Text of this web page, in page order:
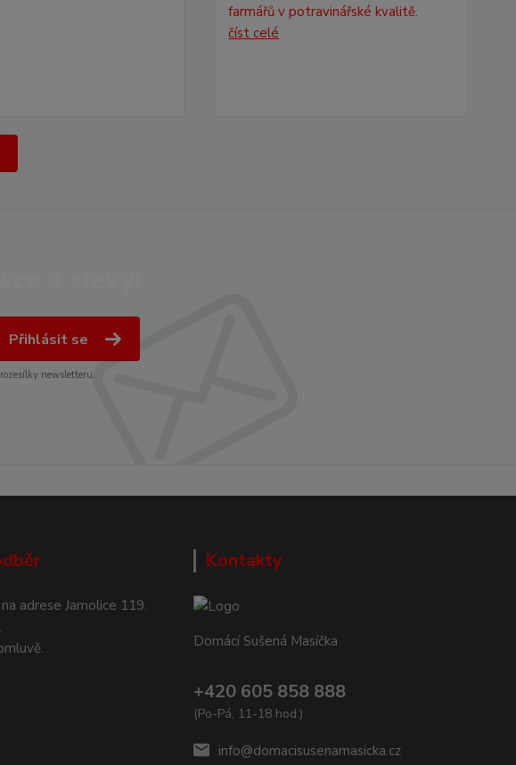
farmářů v potravinářské kvalitě.
číst celé
Přihlásit se
newsletteru.
adrese Jamolice 119.
Kontakty
Domácí Sušená Masíčka
+420 605 858 888
(Po-Pá, 11-18 hod.)
info@domacisusenamasicka.cz